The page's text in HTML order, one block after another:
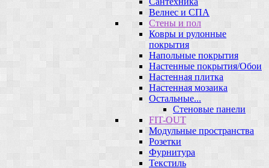
Велнес и СПА
Стены и пол
Ковры и рулонные
покрытия
Напольные покрытия
Настенные покрытия/Обои
Настенная плитка
Настенная мозаика
Остальные...
Стеновые панели
FIT-OUT
Модульные пространства
Розетки
Фурнитура
Текстиль